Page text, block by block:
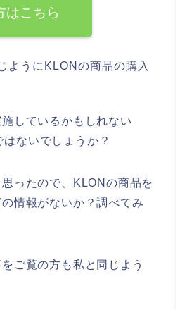
はこちら
ようにKLONの商品の購入
しているかもしれない
ないでしょうか？
ったので、KLONの商品を
情報がないか？調べてみ
ご覧の方も私と同じよう